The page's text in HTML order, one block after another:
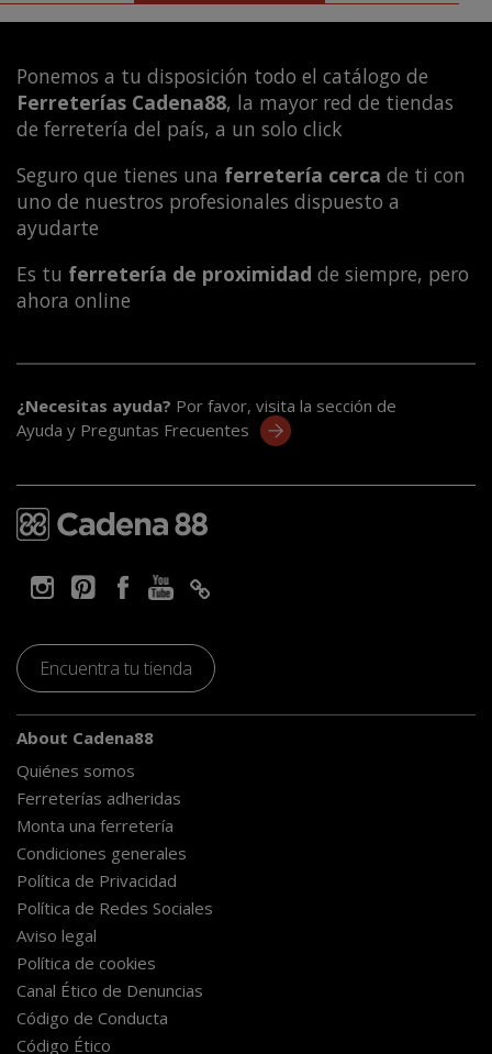
Ponemos a tu disposición todo el catálogo de
Ferreterías Cadena88, la mayor red de tiendas
de ferretería del país, a un solo click
Seguro que tienes una ferretería cerca de ti con
uno de nuestros profesionales dispuesto a
ayudarte
Es tu ferretería de proximidad de siempre, pero
ahora online
¿Necesitas ayuda? Por favor, visita la sección de
Ayuda y Preguntas Frecuentes
Encuentra tu tienda
About Cadena88
Quiénes somos
Ferreterías adheridas
Monta una ferretería
Condiciones generales
Política de Privacidad
Política de Redes Sociales
Aviso legal
Política de cookies
Canal Ético de Denuncias
Código de Conducta
Código Ético